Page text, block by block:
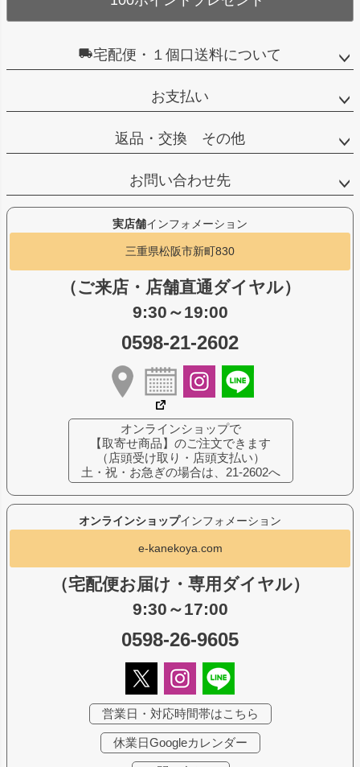
宅配便・１個口送料について
お支払い
返品・交換 その他
お問い合わせ先
オンラインショップインフォメーション
e-kanekoya.com
（宅配便お届け・専用ダイヤル）
9:30～17:00
0598-26-9605
営業日・対応時間帯はこちら
休業日Googleカレンダー
実店舗インフォメーション
三重県松阪市新町830
（ご来店・店舗直通ダイヤル）
9:30～19:00
0598-21-2602
オンラインショップで
【取寄せ商品】のご注文できます
（店頭受け取り・店頭支払い）
土・祝・お急ぎの場合は、21-2602へ